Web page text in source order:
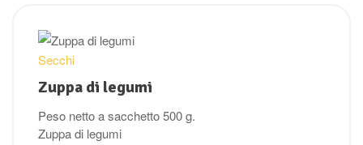
Secchi
Zuppa di legumi
Peso netto a sacchetto 500 g.
Zuppa di legumi